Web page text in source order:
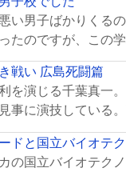
い男子ばかりくる
たのですが、この
戦い 広島死闘篇
を演じる千葉真一
事に演技している
ドと国立バイオテ
の国立バイオテク